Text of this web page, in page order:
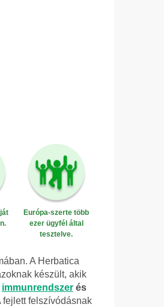
Európa-szerte több
ezer ügyfél által
tesztelve.
A Herbatica
készült, akik
immunrendszer és
fejlett felszívódásnak